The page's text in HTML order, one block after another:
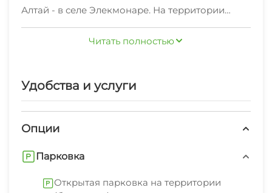
Алтай - в селе Элекмонаре. На территории
оборудованы площадки для пикника, беседки,
мангальная зона, детская площадка,
пляж.
Для вашего отдыха мы предлагаем
этажном деревянном корпусе.
Для отдыха большой компанией (до 20
кирпичный коттедж с большой кухней и зоной
Читать полностью
Удобства и услуги
Опции
Парковка
Открытая парковка на территории